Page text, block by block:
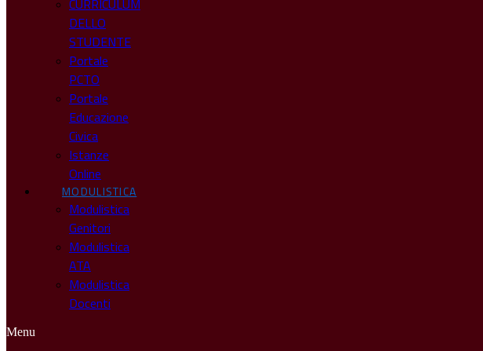
CURRICULUM
DELLO
STUDENTE
Portale
PCTO
Portale
Educazione
Civica
Istanze
Online
MODULISTICA
Modulistica
Genitori
Modulistica
ATA
Modulistica
Docenti
Menu